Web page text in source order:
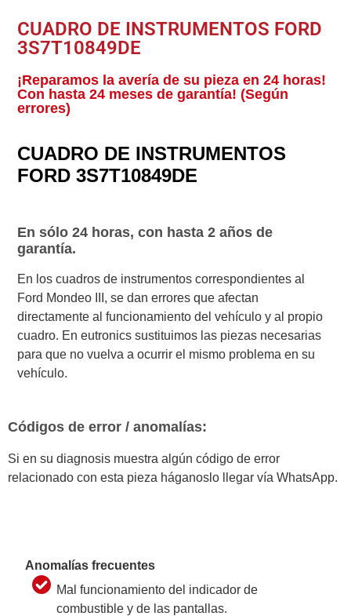
CUADRO DE INSTRUMENTOS FORD
3S7T10849DE
¡Reparamos la avería de su pieza en 24 horas!
Con hasta 24 meses de garantía! (Según
errores)
CUADRO DE INSTRUMENTOS
FORD 3S7T10849DE
En sólo 24 horas, con hasta 2 años de
garantía.
En los cuadros de instrumentos correspondientes al
Ford Mondeo III, se dan errores que afectan
directamente al funcionamiento del vehículo y al propio
cuadro. En eutronics sustituimos las piezas necesarias
para que no vuelva a ocurrir el mismo problema en su
vehículo.
Códigos de error / anomalías:
Si en su diagnosis muestra algún código de error
relacionado con esta pieza háganoslo llegar vía WhatsApp.
Anomalías frecuentes
Mal funcionamiento del indicador de
combustible y de las pantallas.